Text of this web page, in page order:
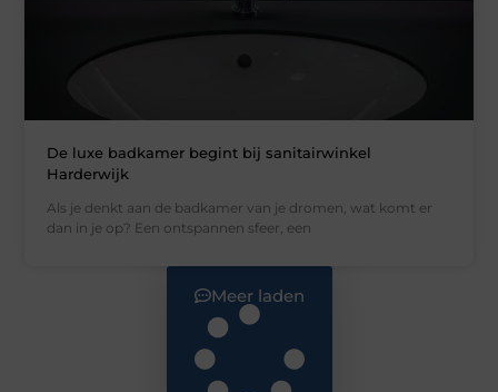
De luxe badkamer begint bij sanitairwinkel
Harderwijk
Als je denkt aan de badkamer van je dromen, wat komt er
dan in je op? Een ontspannen sfeer, een
Meer laden